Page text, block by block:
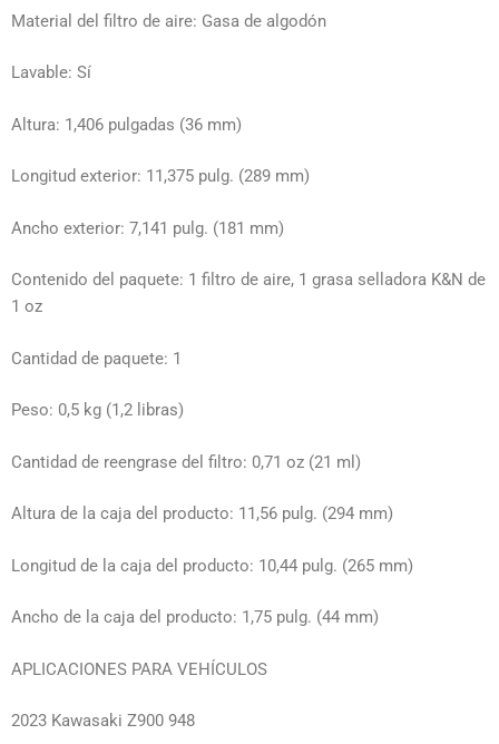
Material del filtro de aire: Gasa de algodón
Lavable: Sí
Altura: 1,406 pulgadas (36 mm)
Longitud exterior: 11,375 pulg. (289 mm)
Ancho exterior: 7,141 pulg. (181 mm)
Contenido del paquete: 1 filtro de aire, 1 grasa selladora K&N de
1 oz
Cantidad de paquete: 1
Peso: 0,5 kg (1,2 libras)
Cantidad de reengrase del filtro: 0,71 oz (21 ml)
Altura de la caja del producto: 11,56 pulg. (294 mm)
Longitud de la caja del producto: 10,44 pulg. (265 mm)
Ancho de la caja del producto: 1,75 pulg. (44 mm)
APLICACIONES PARA VEHÍCULOS
2023 Kawasaki Z900 948